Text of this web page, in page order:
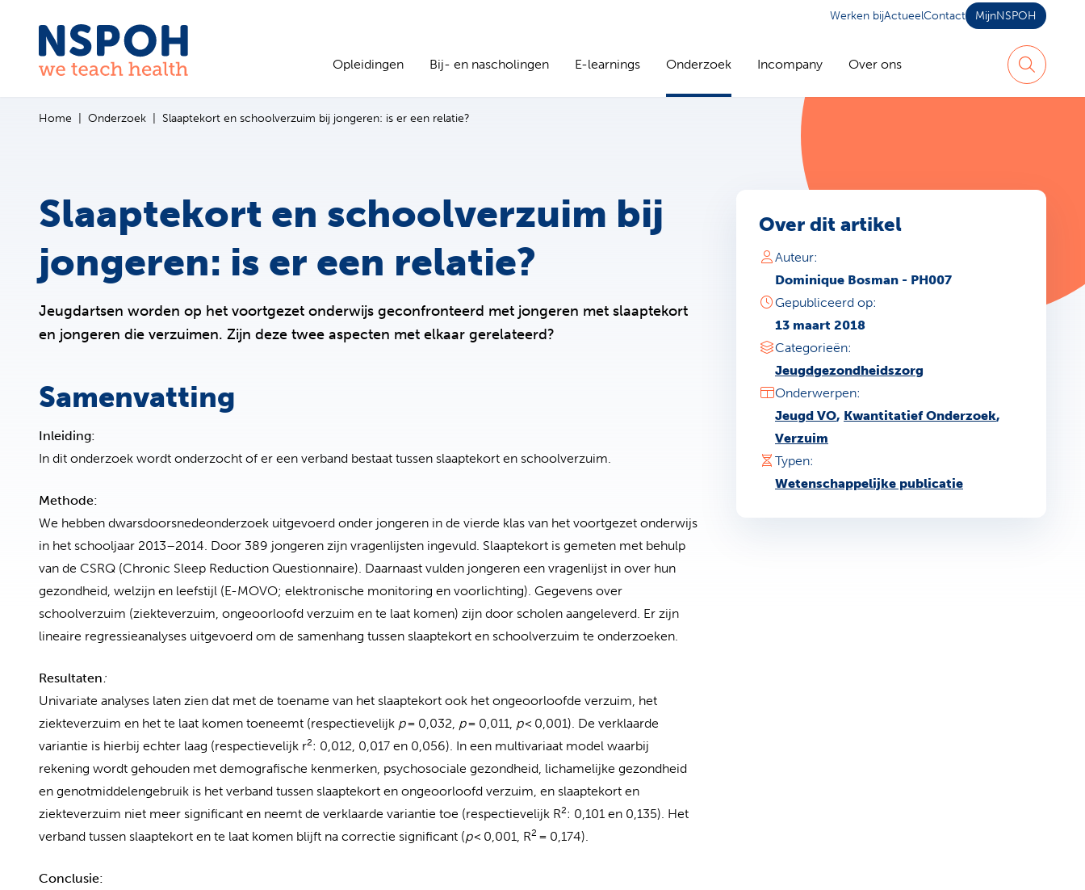
Ga naar de inhoud
Werken bijActueelContact MijnNSPOH
Opleidingen Bij- en nascholingen E-learnings Onderzoek Incompany Over ons
Zoeken
Home Onderzoek Slaaptekort en schoolverzuim bij jongeren: is er een relatie?
Slaaptekort en schoolverzuim bij
jongeren: is er een relatie?
Over dit artikel
Auteur:
Dominique Bosman - PH007
Gepubliceerd op:
13 maart 2018
Categorieën:
Jeugdgezondheidszorg
Onderwerpen:
Jeugd VO, Kwantitatief Onderzoek,
Verzuim
Typen:
Wetenschappelijke publicatie
Jeugdartsen worden op het voortgezet onderwijs geconfronteerd met jongeren met slaaptekort
en jongeren die verzuimen. Zijn deze twee aspecten met elkaar gerelateerd?
Samenvatting
Inleiding:
In dit onderzoek wordt onderzocht of er een verband bestaat tussen slaaptekort en schoolverzuim.
Methode:
We hebben dwarsdoorsnedeonderzoek uitgevoerd onder jongeren in de vierde klas van het voortgezet onderwijs
in het schooljaar 2013–2014. Door 389 jongeren zijn vragenlijsten ingevuld. Slaaptekort is gemeten met behulp
van de CSRQ (Chronic Sleep Reduction Questionnaire). Daarnaast vulden jongeren een vragenlijst in over hun
gezondheid, welzijn en leefstijl (E-MOVO; elektronische monitoring en voorlichting). Gegevens over
schoolverzuim (ziekteverzuim, ongeoorloofd verzuim en te laat komen) zijn door scholen aangeleverd. Er zijn
lineaire regressieanalyses uitgevoerd om de samenhang tussen slaaptekort en schoolverzuim te onderzoeken.
Resultaten:
Univariate analyses laten zien dat met de toename van het slaaptekort ook het ongeoorloofde verzuim, het
ziekteverzuim en het te laat komen toeneemt (respectievelijk p= 0,032, p= 0,011, p< 0,001). De verklaarde
variantie is hierbij echter laag (respectievelijk r2: 0,012, 0,017 en 0,056). In een multivariaat model waarbij
rekening wordt gehouden met demografische kenmerken, psychosociale gezondheid, lichamelijke gezondheid
en genotmiddelengebruik is het verband tussen slaaptekort en ongeoorloofd verzuim, en slaaptekort en
ziekteverzuim niet meer significant en neemt de verklaarde variantie toe (respectievelijk R2: 0,101 en 0,135). Het
verband tussen slaaptekort en te laat komen blijft na correctie significant (p< 0,001, R2 = 0,174).
Conclusie: